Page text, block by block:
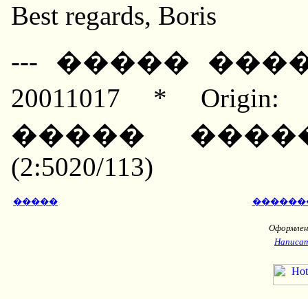
Best regards, Boris
--- �����
20011017 *
�����
(2:5020/113)
�����